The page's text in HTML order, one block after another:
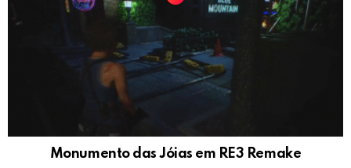
Monumento das Jóias em RE3 Remake